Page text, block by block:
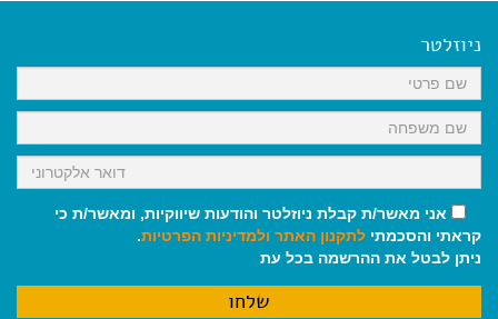
k
p
m
ניוזלטר
אני מאשר/ת קבלת ניוזלטר והודעות שיווקיות, ומאשר/ת כי
קראתי והסכמתי לתקנון האתר ולמדיניות הפרטיות.
ניתן לבטל את ההרשמה בכל עת